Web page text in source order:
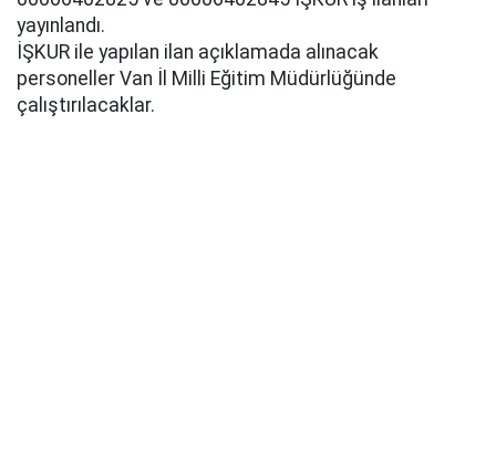
yayınlandı.
İŞKUR ile yapılan ilan açıklamada alınacak
personeller Van İl Milli Eğitim Müdürlüğünde
çalıştırılacaklar.